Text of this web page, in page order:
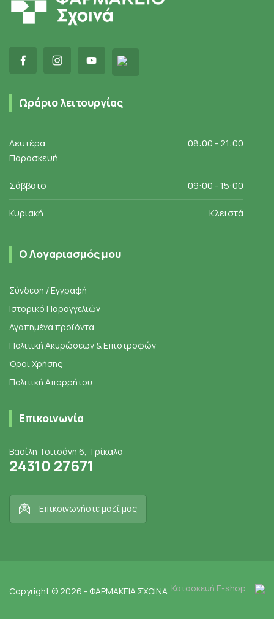
Ωράριο λειτουργίας
Δευτέρα
Παρασκευή
08:00 - 21:00
Σάββατο 09:00 - 15:00
Κυριακή Κλειστά
Ο Λογαριασμός μου
Σύνδεση / Εγγραφή
Ιστορικό Παραγγελιών
Αγαπημένα προϊόντα
Πολιτική Ακυρώσεων & Επιστροφών
Όροι Χρήσης
Πολιτική Απορρήτου
Επικοινωνία
Βασίλη Τσιτσάνη 6, Τρίκαλα
24310 27671
Επικοινωνήστε μαζί μας
Copyright © 2026 - ΦΑΡΜΑΚΕΙΑ ΣΧΟΙΝΑ Κατασκευή E-shop